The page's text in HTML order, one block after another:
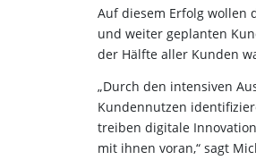
Auf diesem Erfolg wollen
und weiter geplanten
der Hälfte aller Kunden
„Durch den intensiven
Kundennutzen
treiben digitale
mit ihnen voran,“ sagt